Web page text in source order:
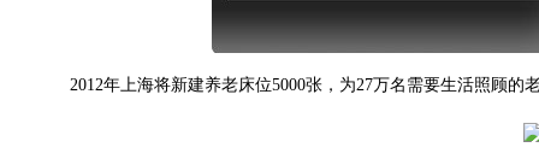
2012年上海将新建养老床位5000张，为27万名需要生活照顾的